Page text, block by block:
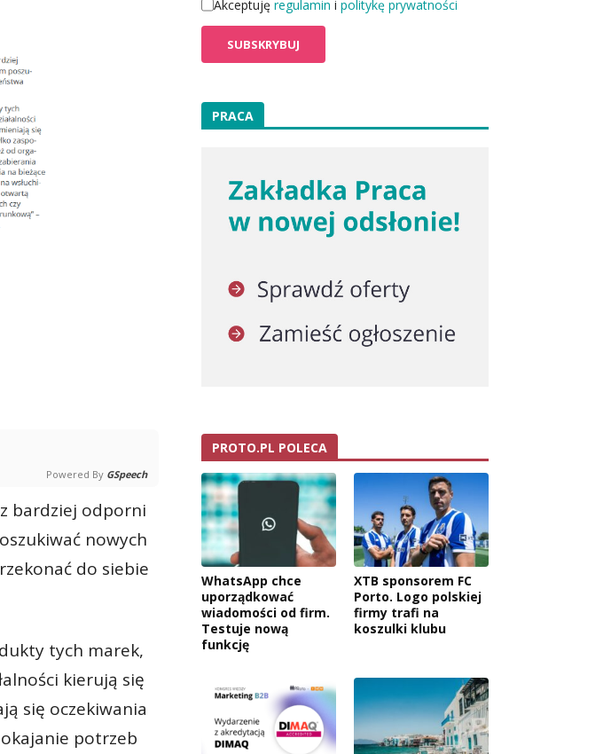
Powered By GSpeech
bardziej odporni
nowych
do siebie
tych marek,
kierują się
się oczekiwania
potrzeb
Akceptuję regulamin i politykę prywatności
PRACA
PROTO.PL POLECA
WhatsApp chce
uporządkować
wiadomości od firm.
Testuje nową
funkcję
XTB sponsorem FC
Porto. Logo polskiej
firmy trafi na
koszulki klubu